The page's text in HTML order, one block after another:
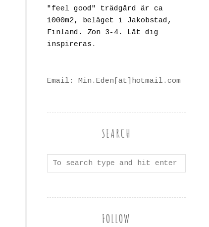
"feel good" trädgård är ca
1000m2, beläget i Jakobstad,
Finland. Zon 3-4. Låt dig
inspireras.
Email: Min.Eden[ät]hotmail.com
SEARCH
FOLLOW